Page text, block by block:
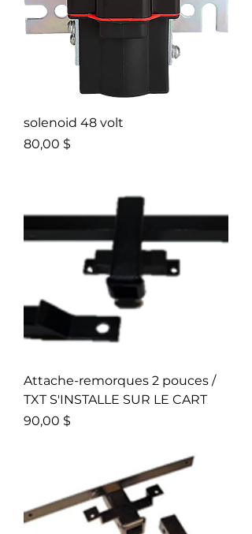
solenoid 48 volt
Prix
80,00 $
Attache-remorques 2 pouces /
TXT S'INSTALLE SUR LE CART
Prix
90,00 $